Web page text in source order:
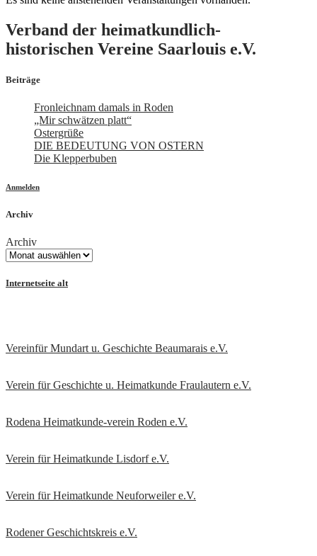
Verband der heimatkundlich-
historischen Vereine Saarlouis e.V.
Beiträge
Fronleichnam damals in Roden
„Mir schwätzen platt“
Ostergrüße
DIE BEDEUTUNG VON OSTERN
Die Klepperbuben
Anmelden
Archiv
Archiv
Internetseite alt
Vereinfür Mundart u. Geschichte Beaumarais e.V.
Verein für Geschichte u. Heimatkunde Fraulautern e.V.
Rodena Heimatkunde-verein Roden e.V.
Verein für Heimatkunde Lisdorf e.V.
Verein für Heimatkunde Neuforweiler e.V.
Rodener Geschichtskreis e.V.